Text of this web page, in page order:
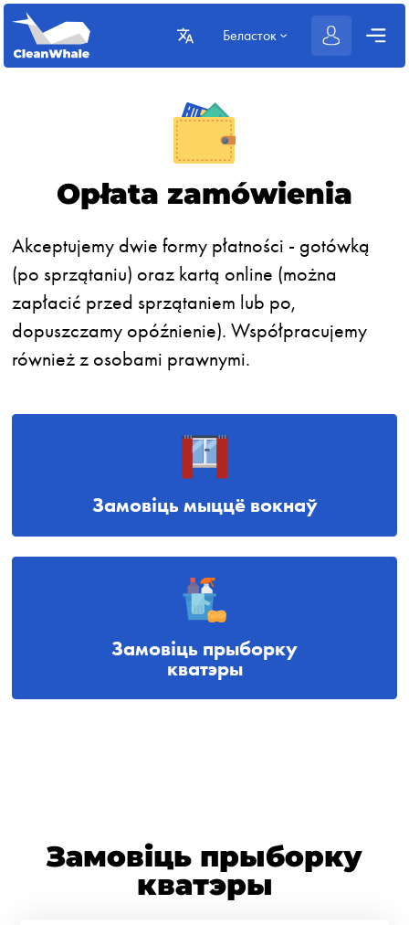
Беласток
Opłata zamówienia
Akceptujemy dwie formy płatności - gotówką
(po sprzątaniu) oraz kartą online (można
zapłacić przed sprzątaniem lub po,
dopuszczamy opóźnienie). Współpracujemy
również z osobami prawnymi.
Замовіць мыццё вокнаў
Замовіць прыборку
кватэры
Замовіць прыборку
кватэры